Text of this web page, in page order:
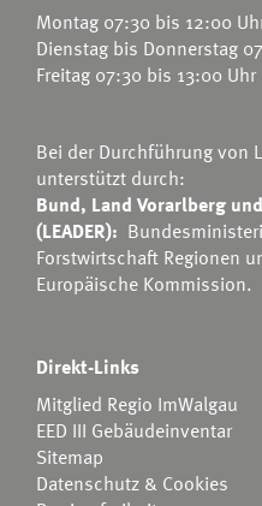
Montag 07:30 bis 12:00
Dienstag bis Donnerstag
Freitag 07:30 bis 13:00 Uhr
Bei der Durchführung von
unterstützt durch:
Bund, Land Vorarlberg
(LEADER):
Forstwirtschaft Regionen
Europäische Kommission.
Direkt-Links
Mitglied Regio ImWalgau
EED III Gebäudeinventar
Sitemap
Datenschutz & Cookies